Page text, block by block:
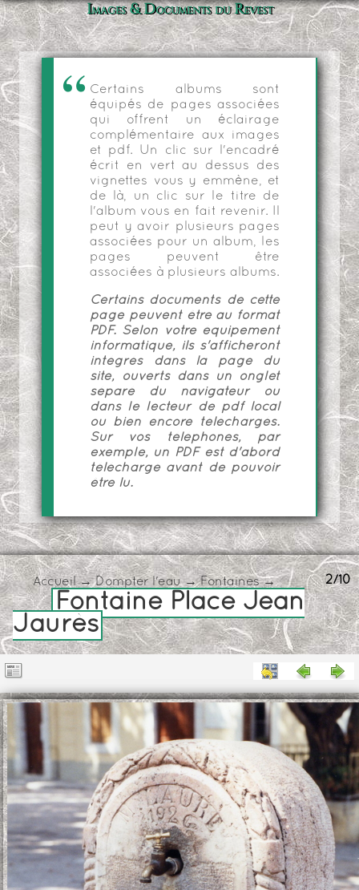
Images & Documents du Revest
Certains albums sont
équipés de pages associées
qui offrent un éclairage
complémentaire aux images
et pdf. Un clic sur l'encadré
écrit en vert au dessus des
vignettes vous y emmène, et
de là, un clic sur le titre de
l'album vous en fait revenir. Il
peut y avoir plusieurs pages
associées pour un album, les
pages peuvent être
associées à plusieurs albums.
Certains documents de cette
page peuvent être au format
PDF. Selon votre équipement
informatique, ils s'afficheront
intégrés dans la page du
site, ouverts dans un onglet
séparé du navigateur ou
dans le lecteur de pdf local
ou bien encore téléchargés.
Sur vos téléphones, par
exemple, un PDF est d'abord
téléchargé avant de pouvoir
être lu.
2/10
Accueil→Dompter l'eau→Fontaines→
Fontaine Place Jean
Jaurès